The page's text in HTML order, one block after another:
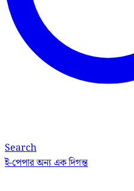
Search
ই-পেপারঅন্য এক দিগন্ত